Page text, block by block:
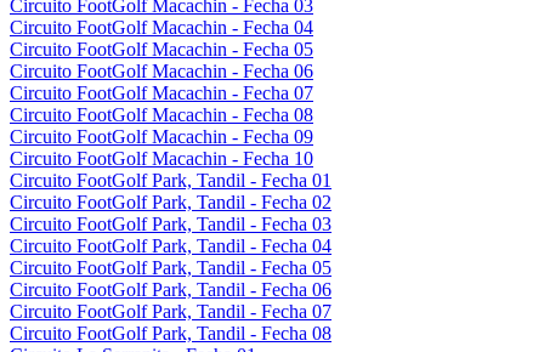
Circuito FootGolf Macachin - Fecha 03
Circuito FootGolf Macachin - Fecha 04
Circuito FootGolf Macachin - Fecha 05
Circuito FootGolf Macachin - Fecha 06
Circuito FootGolf Macachin - Fecha 07
Circuito FootGolf Macachin - Fecha 08
Circuito FootGolf Macachin - Fecha 09
Circuito FootGolf Macachin - Fecha 10
Circuito FootGolf Park, Tandil - Fecha 01
Circuito FootGolf Park, Tandil - Fecha 02
Circuito FootGolf Park, Tandil - Fecha 03
Circuito FootGolf Park, Tandil - Fecha 04
Circuito FootGolf Park, Tandil - Fecha 05
Circuito FootGolf Park, Tandil - Fecha 06
Circuito FootGolf Park, Tandil - Fecha 07
Circuito FootGolf Park, Tandil - Fecha 08